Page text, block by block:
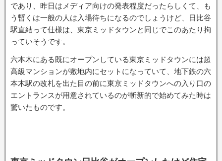
であり、昨日はメディア向けの発表程度だったらしくて、も
う暫くは一般の人は入場待ちになるのでしょうけど、日比谷
駅直結って仕様は、東京ミッドタウンと同じでこのあたり拘
っていそうです。
六本木にある既にオープンしている東京ミッドタウンには超
高級マンションが敷地内にセットになっていて、地下鉄の六
本木駅の改札を出た目の前に東京ミッドタウンへの入り口の
エントランスが用意されているのが斬新的で始めてみた時は
驚いたものです。